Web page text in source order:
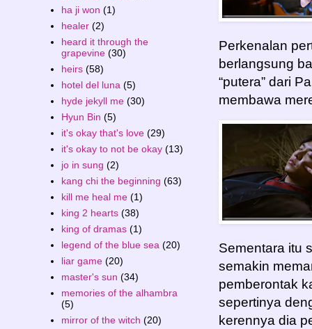
Perkenalan
berlangsung
“putera” dari
membawa
Sementara itu
semakin
pemberontak
sepertinya
kerennya dia
ha ji won (1)
healer (2)
heard it through the
grapevine (30)
heirs (58)
hotel del luna (5)
hyde jekyll me (30)
Hyun Bin (5)
it's okay that's love (29)
it's okay to not be okay (13)
jo in sung (2)
kang chi the beginning (63)
kill me heal me (1)
king 2 hearts (38)
king of dramas (1)
legend of the blue sea (20)
liar game (20)
master's sun (34)
memories of the alhambra
(5)
mirror of the witch (20)